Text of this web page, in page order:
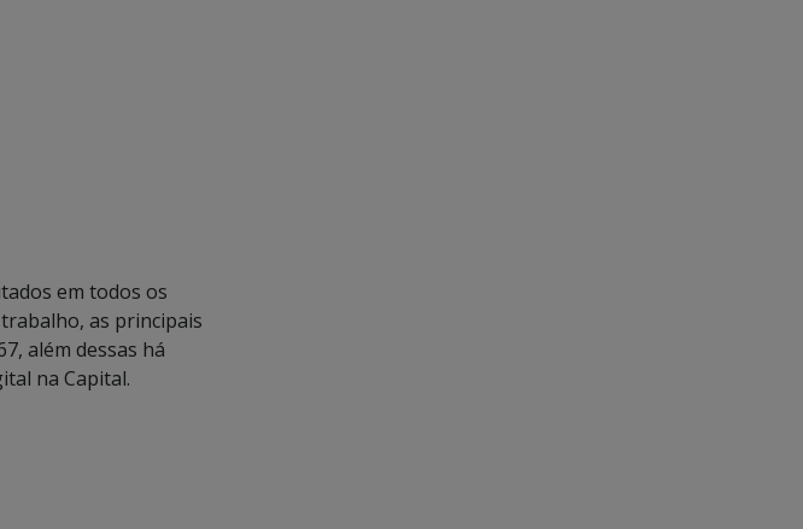
em todos os
as principais
além dessas há
na Capital.